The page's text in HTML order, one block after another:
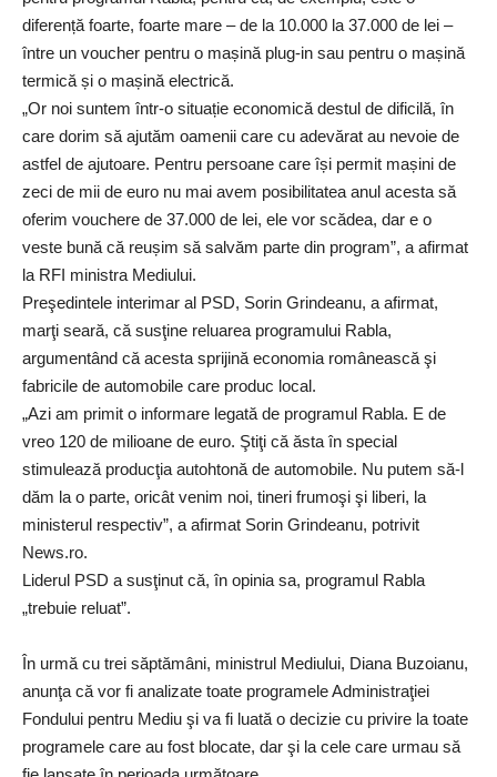
diferență foarte, foarte mare – de la 10.000 la 37.000 de lei –
între un voucher pentru o mașină plug-in sau pentru o mașină
termică și o mașină electrică.
„Or noi suntem într-o situație economică destul de dificilă, în
care dorim să ajutăm oamenii care cu adevărat au nevoie de
astfel de ajutoare. Pentru persoane care își permit mașini de
zeci de mii de euro nu mai avem posibilitatea anul acesta să
oferim vouchere de 37.000 de lei, ele vor scădea, dar e o
veste bună că reușim să salvăm parte din program”, a afirmat
la RFI ministra Mediului.
Preşedintele interimar al PSD, Sorin Grindeanu, a afirmat,
marţi seară, că susţine reluarea programului Rabla,
argumentând că acesta sprijină economia românească şi
fabricile de automobile care produc local.
„Azi am primit o informare legată de programul Rabla. E de
vreo 120 de milioane de euro. Ştiţi că ăsta în special
stimulează producţia autohtonă de automobile. Nu putem să-l
dăm la o parte, oricât venim noi, tineri frumoşi şi liberi, la
ministerul respectiv”, a afirmat Sorin Grindeanu, potrivit
News.ro.
Liderul PSD a susţinut că, în opinia sa, programul Rabla
„trebuie reluat”.
În urmă cu trei săptămâni, ministrul Mediului, Diana Buzoianu,
anunţa că vor fi analizate toate programele Administraţiei
Fondului pentru Mediu şi va fi luată o decizie cu privire la toate
programele care au fost blocate, dar şi la cele care urmau să